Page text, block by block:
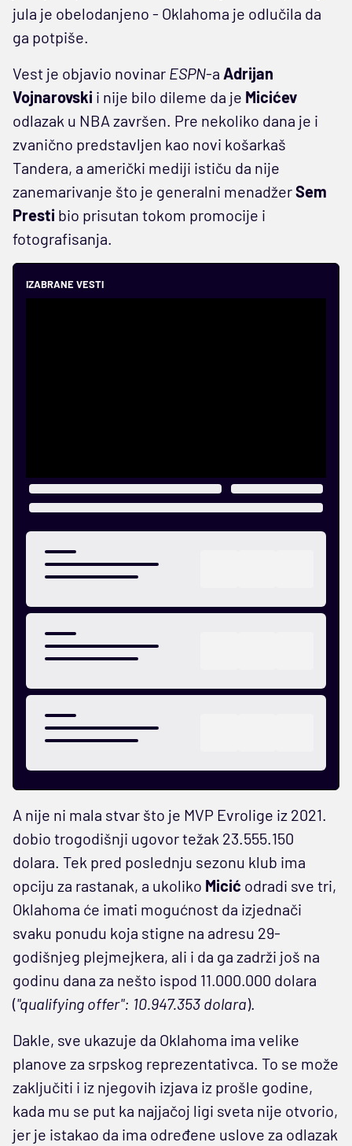
jula je obelodanjeno - Oklahoma je odlučila da
ga potpiše.
Vest je objavio novinar ESPN-a Adrijan
Vojnarovski i nije bilo dileme da je Micićev
odlazak u NBA završen. Pre nekoliko dana je i
zvanično predstavljen kao novi košarkaš
Tandera, a američki mediji ističu da nije
zanemarivanje što je generalni menadžerSem
Presti bio prisutan tokom promocije i
fotografisanja.
IZABRANE VESTI
A nije ni mala stvar što je MVP Evrolige iz 2021.
dobio trogodišnji ugovor težak 23.555.150
dolara. Tek pred poslednju sezonu klub ima
opciju za rastanak, a ukoliko Micić odradi sve tri,
Oklahoma će imati mogućnost da izjednači
svaku ponudu koja stigne na adresu 29-
godišnjeg plejmejkera, ali i da ga zadrži još na
godinu dana za nešto ispod 11.000.000 dolara
("qualifying offer": 10.947.353 dolara).
Dakle, sve ukazuje da Oklahoma ima velike
planove za srpskog reprezentativca. To se može
zaključiti i iz njegovih izjava iz prošle godine,
kada mu se put ka najjačoj ligi sveta nije otvorio,
jer je istakao da ima određene uslove za odlazak